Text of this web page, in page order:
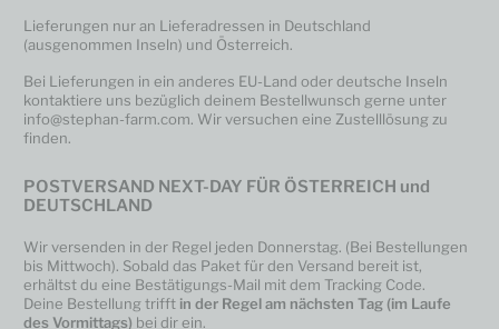
Lieferungen nur an Lieferadressen in Deutschland
(ausgenommen Inseln) und Österreich.
Bei Lieferungen in ein anderes EU-Land oder deutsche Inseln
kontaktiere uns bezüglich deinem Bestellwunsch gerne unter
info@stephan-farm.com. Wir versuchen eine Zustelllösung zu
finden.
POSTVERSAND NEXT-DAY FÜR ÖSTERREICH und
DEUTSCHLAND
Wir versenden in der Regel jeden Donnerstag. (Bei Bestellungen
bis Mittwoch). Sobald das Paket für den Versand bereit ist,
erhältst du eine Bestätigungs-Mail mit dem Tracking Code.
Deine Bestellung trifft in der Regel am nächsten Tag (im Laufe
des Vormittags) bei dir ein.